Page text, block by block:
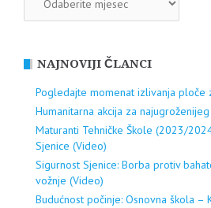
NAJNOVIJI ČLANCI
Pogledajte momenat izlivanja ploče
Humanitarna akcija za
Maturanti Tehničke Škole (2023/
Sjenice (Video)
Sigurnost Sjenice: Borba protiv
vožnje (Video)
Budućnost počinje: Osnovna škola –